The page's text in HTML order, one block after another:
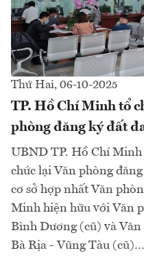
Thứ Hai, 06-10-2025
TP. Hồ Chí Minh tổ
phòng đăng ký đất
UBND TP. Hồ Chí Minh
chức lại Văn phòng
cơ sở hợp nhất Văn
Minh hiện hữu với Văn
Bình Dương (cũ) và
Bà Rịa - Vũng Tàu (cũ)…